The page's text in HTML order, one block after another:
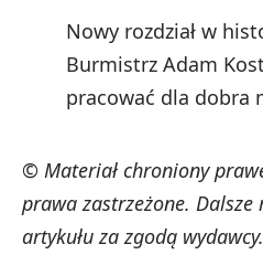
Nowy rozdział w
Burmistrz Adam
pracować dla dobra
© Materiał chroniony
prawa zastrzeżone. Dalsze
artykułu za zgodą wydawcy.